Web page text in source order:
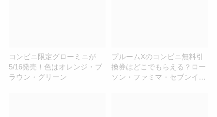
コンビニ限定グローミニが
5/16発売！色はオレンジ・ブ
ラウン・グリーン
プルームXのコンビニ無料引
換券はどこでもらえる？ロー
ソン・ファミマ・セブンイレ